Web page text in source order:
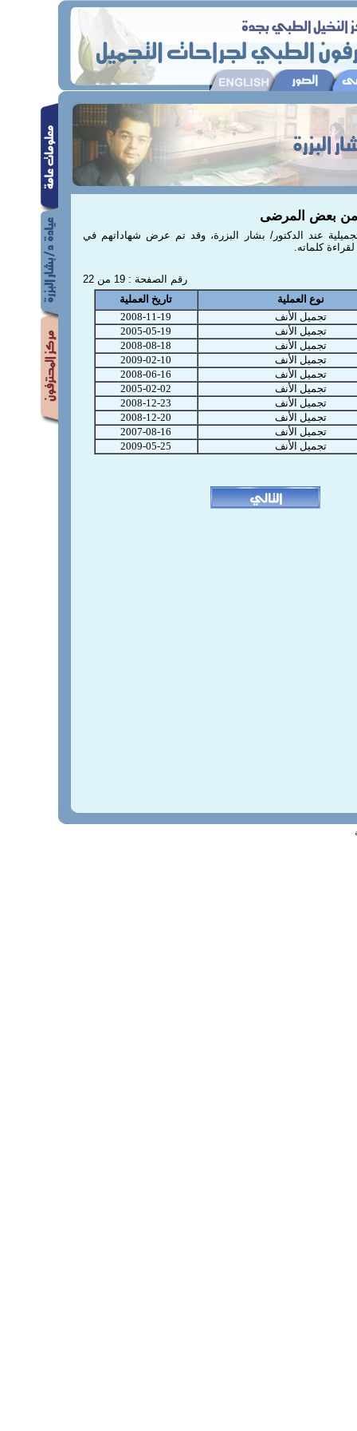
بعض المرضى
عند الدكتور/ بشار البزرة، وقد تم عرض شهاداتهم في
كلماته.
رقم الصفحة : 19 من 22
نوع العملية
تاريخ العملية
تجميل الأنف
2008-11-19
تجميل الأنف
2005-05-19
تجميل الأنف
2008-08-18
تجميل الأنف
2009-02-10
تجميل الأنف
2008-06-16
تجميل الأنف
2005-02-02
تجميل الأنف
2008-12-23
تجميل الأنف
2008-12-20
تجميل الأنف
2007-08-16
تجميل الأنف
2009-05-25